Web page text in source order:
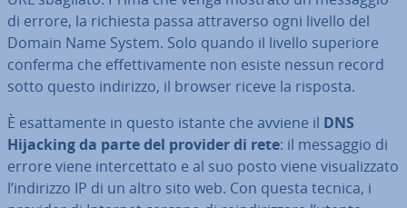
di errore, la richiesta passa at­tra­ver­so ogni livello del
Domain Name System. Solo quando il livello superiore
conferma che ef­fet­ti­va­men­te non esiste nessun record
sotto questo indirizzo, il browser riceve la risposta.
È esat­ta­men­te in questo istante che avviene il DNS
Hijacking da parte del provider di rete: il messaggio di
errore viene in­ter­cet­ta­to e al suo posto viene vi­sua­liz­za­to
l’indirizzo IP di un altro sito web. Con questa tecnica, i